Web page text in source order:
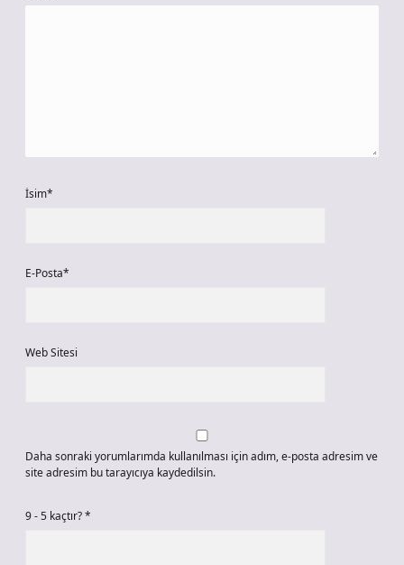
İsim*
E-Posta*
Web Sitesi
Daha sonraki yorumlarımda kullanılması için adım, e-posta adresim ve
site adresim bu tarayıcıya kaydedilsin.
9 - 5 kaçtır?*